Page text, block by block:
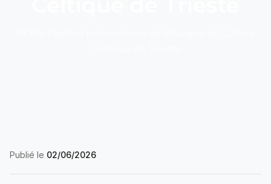
Publié le 02/06/2026